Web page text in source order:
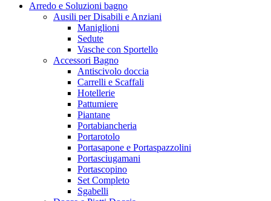
Arredo e Soluzioni bagno
Ausili per Disabili e Anziani
Maniglioni
Sedute
Vasche con Sportello
Accessori Bagno
Antiscivolo doccia
Carrelli e Scaffali
Hotellerie
Pattumiere
Piantane
Portabiancheria
Portarotolo
Portasapone e Portaspazzolini
Portasciugamani
Portascopino
Set Completo
Sgabelli